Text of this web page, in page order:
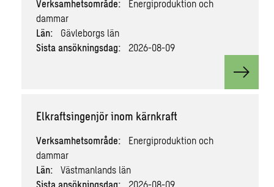
Verksamhetsområde:
Energiproduktion och
dammar
Län:
Gävleborgs län
Sista ansökningsdag:
2026-08-09
View
Elkraftsingenjör inom kärnkraft
Verksamhetsområde:
Energiproduktion och
dammar
Län:
Västmanlands län
Sista ansökningsdag:
2026-08-09